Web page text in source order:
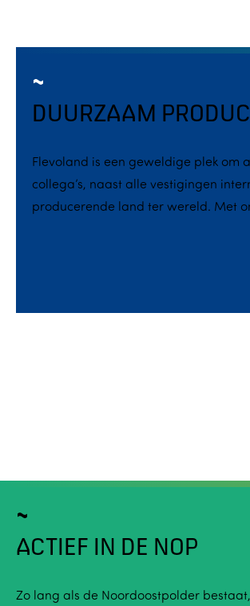
DUURZAAM
Flevoland is een geweldige plek om
collega’s, naast alle vestigingen
producerende land ter wereld. Met
ACTIEF IN DE NOP
Zo lang als de Noordoostpolder